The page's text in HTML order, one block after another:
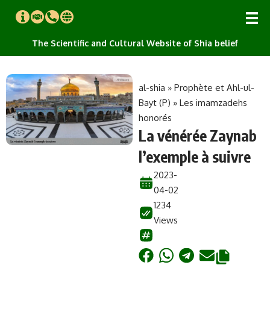
The Scientific and Cultural Website of Shia belief
al-shia » Prophète et Ahl-ul-
Bayt (P) » Les imamzadehs
honorés
La vénérée Zaynab
l’exemple à suivre
2023-
04-02
1234
Views